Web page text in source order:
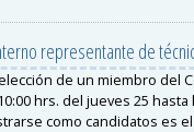
representante de
de un miembro del
hrs. del jueves 25
como candidatos es